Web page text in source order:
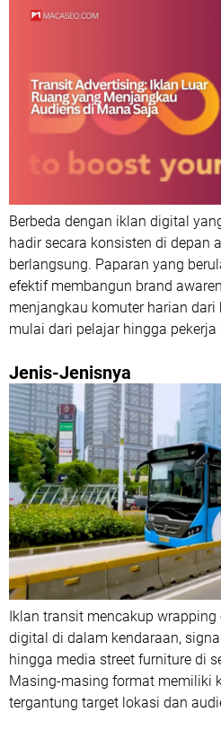
Berbeda dengan iklan digital
hadir secara konsisten di depan
berlangsung. Paparan yang
efektif membangun brand
menjangkau komuter harian dari
mulai dari pelajar hingga pekerja
Jenis-Jenisnya
Iklan transit mencakup wrapping
digital di dalam kendaraan,
hingga media street furniture di
Masing-masing format memiliki
tergantung target lokasi dan